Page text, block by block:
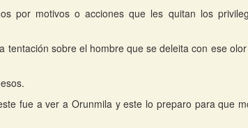
por motivos o acciones que les quitan los
tentación sobre el hombre que se deleita con ese
fue a ver a Orunmila y este lo preparo para que